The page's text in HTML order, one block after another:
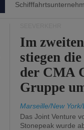
Im
stiegen
der CMA
Gruppe
Marseille/New
Das Joint Venture
Stonepeak wurde